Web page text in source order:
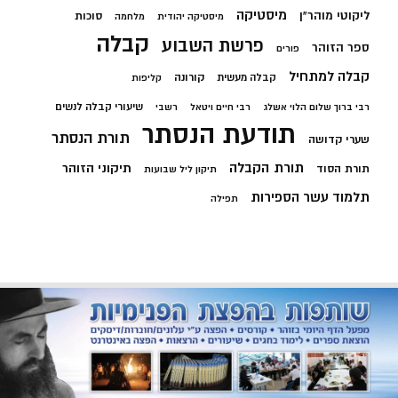
ליקוטי מוהר"ן מיסטיקה מיסטיקה יהודית מלחמה סוכות
ספר הזוהר פורים פרשת השבוע קבלה
קבלה למתחיל קבלה מעשית קורונה קליפות
רבי ברוך שלום הלוי אשלג רבי חיים ויטאל רשבי שיעורי קבלה לנשים
שערי קדושה תודעת הנסתר תורת הנסתר
תורת הסוד תורת הקבלה תיקון ליל שבועות תיקוני הזוהר
תלמוד עשר הספירות תפילה